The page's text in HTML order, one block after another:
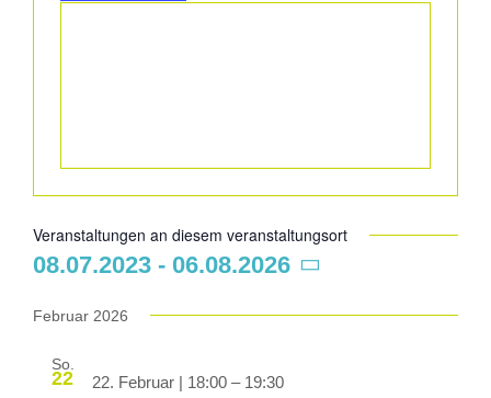
Veranstaltungen an diesem veranstaltungsort
08.07.2023 - 06.08.2026
wählen.
Februar 2026
So.
22 22. Februar | 18:00 – 19:30